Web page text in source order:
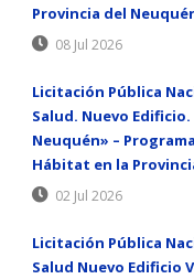
Provincia del
08 Jul 2026
Licitación Pública
Salud. Nuevo
Neuquén» –
Hábitat en la
02 Jul 2026
Licitación Pública
Salud Nuevo Edificio